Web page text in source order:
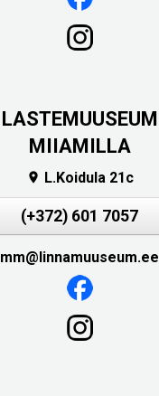
LASTEMUUSEUM
MIIAMILLA
 L.Koidula 21c
(+372) 601 7057
mm@linnamuuseum.ee